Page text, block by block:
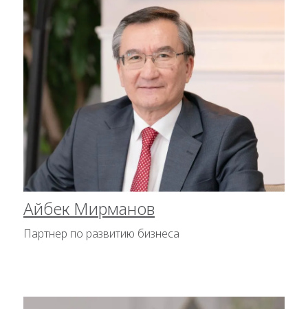
Айбек Мирманов
Партнер по развитию бизнеса